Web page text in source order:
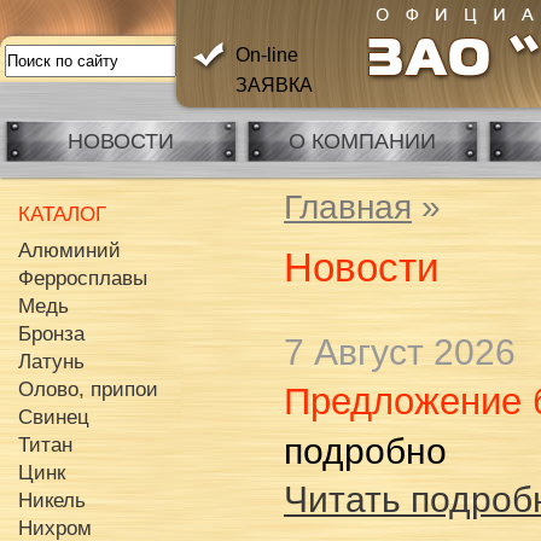
On-line
ЗАЯВКА
НОВОСТИ О КОМПАНИИ
Главная »
Новости
7 Август 2026
Предложение
подробно
Читать
КАТАЛОГ
Алюминий
Ферросплавы
Медь
Бронза
Латунь
Олово, припои
Свинец
Титан
Цинк
Никель
Нихром